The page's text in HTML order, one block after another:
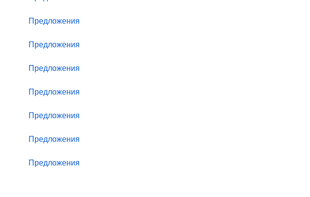
Предложения
Предложения
Предложения
Предложения
Предложения
Предложения
Предложения